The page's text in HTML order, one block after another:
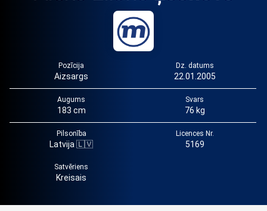
Pozīcija
Aizsargs
Dz. datums
22.01.2005
Augums
183 cm
Svars
76 kg
Pilsonība
Latvija 🇱🇻
Licences Nr.
5169
Satvēriens
Kreisais